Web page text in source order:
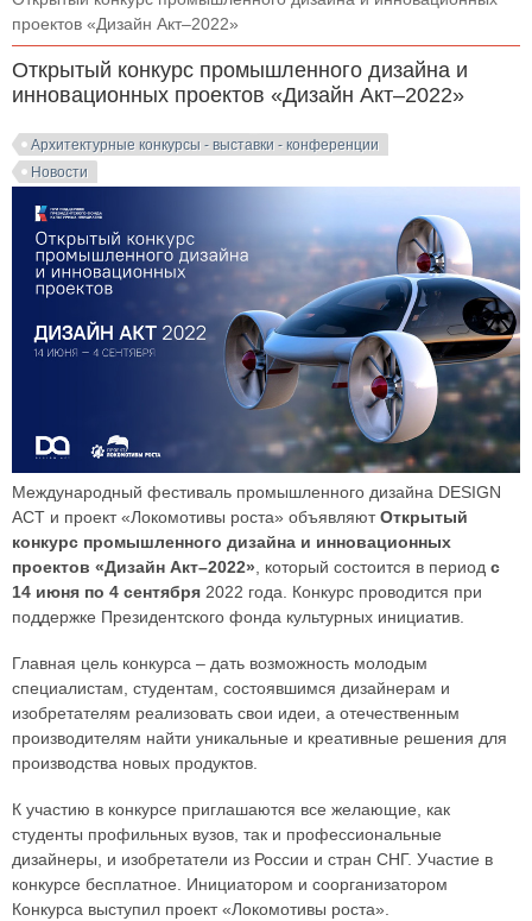
проектов «Дизайн Акт–2022»
Открытый конкурс промышленного дизайна и
инновационных проектов «Дизайн Акт–2022»
Архитектурные конкурсы - выставки - конференции
Новости
Международный фестиваль промышленного дизайна DESIGN
ACT и проект «Локомотивы роста» объявляютОткрытый
конкурс промышленного дизайна и инновационных
проектов «Дизайн Акт–2022» , который состоится в период с
14 июня по 4 сентября 2022 года. Конкурс проводится при
поддержке Президентского фонда культурных инициатив.
Главная цель конкурса – дать возможность молодым
специалистам, студентам, состоявшимся дизайнерам и
изобретателям реализовать свои идеи, а отечественным
производителям найти уникальные и креативные решения для
производства новых продуктов.
К участию в конкурсе приглашаются все желающие, как
студенты профильных вузов, так и профессиональные
дизайнеры, и изобретатели из России и стран СНГ. Участие в
конкурсе бесплатное. Инициатором и соорганизатором
Конкурса выступил проект «Локомотивы роста».